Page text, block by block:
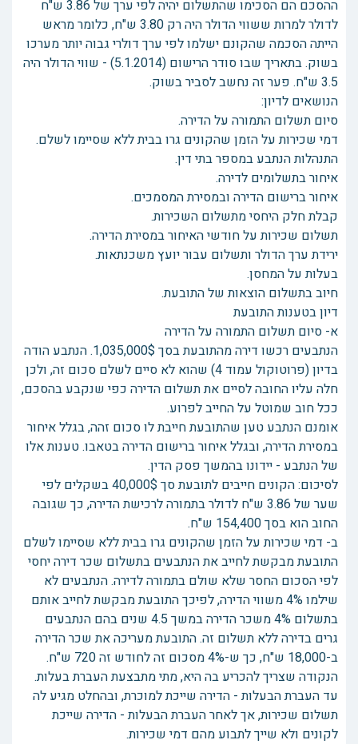
ההסכם הם הסכימו שהתשלום יהיה לפי ערך של 3.86 ש"ח
לדולר למרות ששווי הדולר היה רק 3.80 ש"ח, כלומר מראש
הייתה הסכמה שהקונם ישלמו לפי ערך דולרי גבוה יותר מערכו
בשוק. בתאריך שבו סודר הרישום (5.1.2014) - שווי הדולר היה
3.5 ש"ח. פער זה נחשב לסביר בשוק.
הנושאים לדיון:
סיום תשלום התמורה על הדירה.
דמי שכירות על הזמן שהקונים גרו בבית ללא שסיימו לשלם.
התנהלות הנתבע במספר בתי דין.
איחור בתשלומים לדירה.
איחור ברישום הדירה ובמסירת המסמכים.
קבלת חלק היחסי מתשלום השכירות.
תשלום שכירות על חודשי האיחור במסירת הדירה.
ירידת ערך הדולר ותשלום עבור יועץ משכנתאות.
בעלות על המחסן.
חיוב בתשלום הוצאות של התובעת.
דיון בטענות התובעת
א- סיום תשלום התמורה על הדירה
הנתבעים רכשו דירה מהתובעת בסך 1,035,000$. הנתבע הודה
בדיון (פרוטוקול עמוד 4) שהוא לא סיים לשלם סכום זה, ולכן
חלה עליו החובה לסיים את תשלום הדירה כפי שנקבע בהסכם,
ככל חוב שמוטל על החייב לפרוע.
אומנם הנתבע טען שהתובעת חייבת לו סכום זהה, בגלל איחור
במסירת הדירה, ובגלל איחור ברישום הדירה בטאבו. טענות אלו
של הנתבע - יידונו בהמשך פסק הדין.
לסיכום: הקונים חייבים לתובעת סך 40,000$ בשקלים לפי
שער של 3.86 ש"ח לדולר בתמורה לרכישת הדירה, כך שגובה
החוב הוא בסך 154,400 ש"ח.
ב- דמי שכירות על הזמן שהקונים גרו בבית ללא שסיימו לשלם
התובעת מבקשת לחייב את הנתבעים בתשלום שכר דירה יחסי
לפי הסכום החסר שלא שולם בתמורה לדירה. הנתבעים לא
שילמו 4% משווי הדירה, לפיכך התובעת מבקשת לחייב אותם
בתשלום 4% משכר הדירה במשך 4.5 שנים בהם הנתבעים
גרים בדירה ללא תשלום זה. התובעת מעריכה את שכר הדירה
ב-18,000 ש"ח, כך ש-4% מסכום זה לחודש זה 720 ש"ח.
הנקודה שצריך להכריע בה היא, מתי מתבצעת העברת בעלות.
עד העברת הבעלות - הדירה שייכת למוכרת, ובהחלט מגיע לה
תשלום שכירות, אך לאחר העברת הבעלות - הדירה שייכת
לקונים ולא שייך לתבוע מהם דמי שכירות.